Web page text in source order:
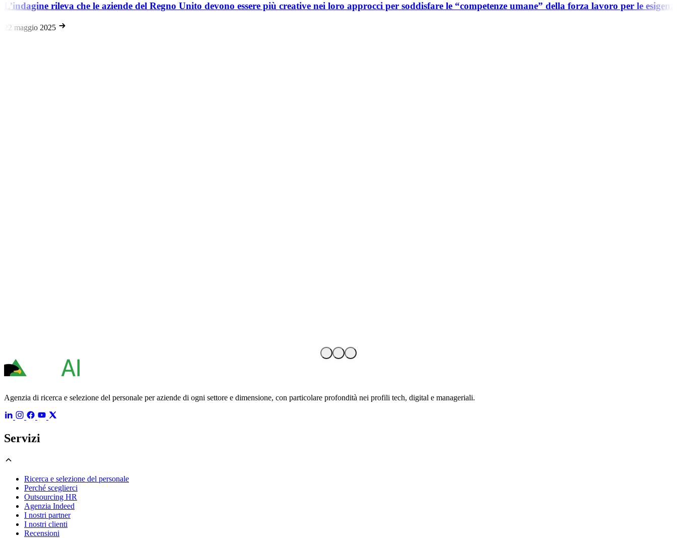
L’indagine rileva che le aziende del Regno Unito devono essere più creative nei loro approcci per soddisfare le “competenze umane” della forza lavoro per le
22 maggio 2025
Agenzia di ricerca e selezione del personale per aziende di ogni settore e dimensione, con particolare profondità nei profili tech, digital e manageriali.
Servizi
Ricerca e selezione del personale
Perché sceglierci
Outsourcing HR
Agenzia Indeed
I nostri partner
I nostri clienti
Recensioni